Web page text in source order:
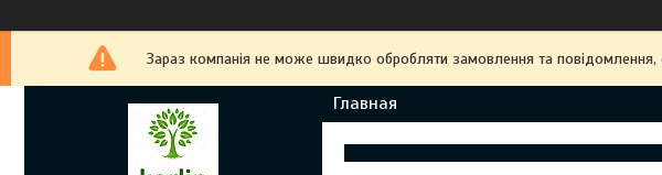
Зараз компанія не може швидко обробляти замовлення та повідомлення,
Главная